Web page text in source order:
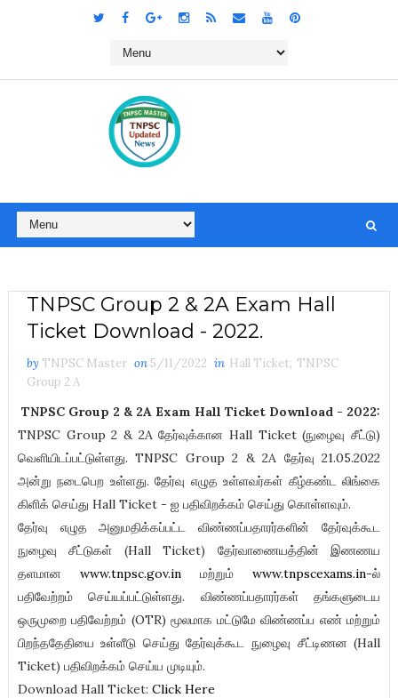
TNPSC Group 2 & 2A Exam Hall
Ticket Download - 2022.
by TNPSC Master on5/11/2022 in Hall Ticket, TNPSC
Group 2 A
TNPSC Group 2 & 2A Exam Hall Ticket Download - 2022:
TNPSC Group 2 & 2A தேர்வுக்கான Hall Ticket (நுழைவு சீட்டு)
வெளியிடப்பட்டுள்ளது. TNPSC Group 2 & 2A தேர்வு 21.05.2022
அன்று நடைபெற உள்ளது. தேர்வு எழுத உள்ளவர்கள் கீழ்கண்ட லிங்கை
கிளிக் செய்து Hall Ticket - ஐ பதிவிறக்கம் செய்து கொள்ளவும்.
தேர்வு எழுத அனுமதிக்கப்பட்ட விண்ணப்பதாரர்களின் தேர்வுக்கூட
நுழைவு சீட்டுகள் (Hall Ticket) தேர்வாணையத்தின் இணணய
தளமான www.tnpsc.gov.inமற்றும்www.tnpscexams.in-ல்
பதிவேற்றம் செய்யப்பட்டுள்ளது. விண்ணப்பதாரர்கள் தங்களுடைய
ஒருமுறை பதிவேற்றம் (OTR) மூலமாக மட்டுமே விண்ணப்ப எண் மற்றும்
பிறந்ததேதியை உள்ளீடு செய்து தேர்வுக்கூட நுழைவு சீட்டிணன (Hall
Ticket) பதிவிறக்கம் செய்ய முடியும்.
Download Hall Ticket: Click Here